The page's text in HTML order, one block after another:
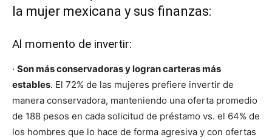
la mujer mexicana y sus finanzas:
Al momento de invertir:
· Son más conservadoras y logran carteras más
estables. El 72% de las mujeres prefiere invertir de
manera conservadora, manteniendo una oferta promedio
de 188 pesos en cada solicitud de préstamo vs. el 64% de
los hombres que lo hace de forma agresiva y con ofertas